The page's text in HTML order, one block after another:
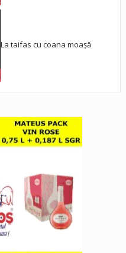
La taifas cu coana moașă